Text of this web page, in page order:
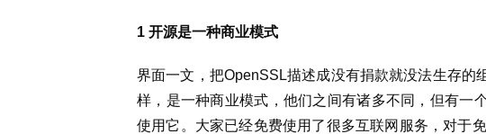
1 开源是一种商业模式
界面一文，把OpenSSL描述成没有捐款就没法生存的
样，是一种商业模式，他们之间有诸多不同，但有一
使用它。大家已经免费使用了很多互联网服务，对于